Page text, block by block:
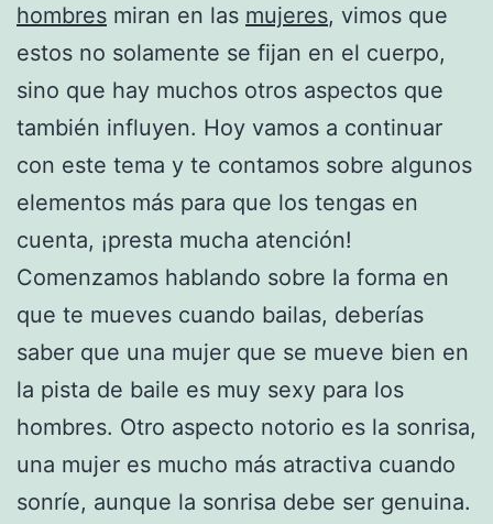
hombres miran en las mujeres, vimos que
estos no solamente se fijan en el cuerpo,
sino que hay muchos otros aspectos que
también influyen. Hoy vamos a continuar
con este tema y te contamos sobre algunos
elementos más para que los tengas en
cuenta, ¡presta mucha atención!
Comenzamos hablando sobre la forma en
que te mueves cuando bailas, deberías
saber que una mujer que se mueve bien en
la pista de baile es muy sexy para los
hombres. Otro aspecto notorio es la sonrisa,
una mujer es mucho más atractiva cuando
sonríe, aunque la sonrisa debe ser genuina.